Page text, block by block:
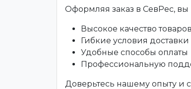
Оформляя заказ в СевРес, вы
Высокое качество товаров
Гибкие условия доставки
Удобные способы оплаты
Профессиональную
Доверьтесь нашему опыту и